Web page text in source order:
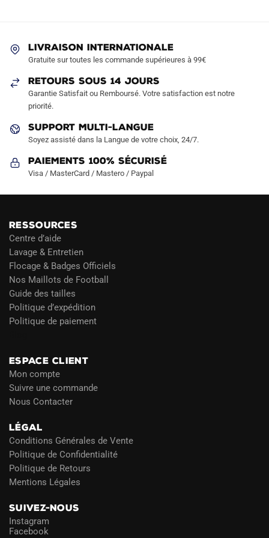
être
choisies
sur
page
produit
la
LIVRAISON INTERNATIONALE
Gratuite sur toutes les commande supérieures à 99€
RETOURS SOUS 14 JOURS
Garantie Satisfait ou Remboursé. Votre satisfaction est notre
priorité.
SUPPORT MULTI-LANGUE
Soyez assisté dans la Langue de votre choix, 24/7.
Paiements 100% Sécurisé
Visa / MasterCard / Mastero / Paypal
RESSOURCES
Centre d’aide
Lavage & Entretien
Flocage & Badges Officiels
Nos Maillots de Football
Guide des tailles
Politique d’expédition
Politique de paiement
ESPACE CLIENT
Mon compte
Suivre une commande
Nous Contacter
LÉGAL
Conditions Générales de Vente
Politique de Confidentialité
Politique de Retours
Mentions Légales
SUIVEZ-NOUS
Instagram
Facebook